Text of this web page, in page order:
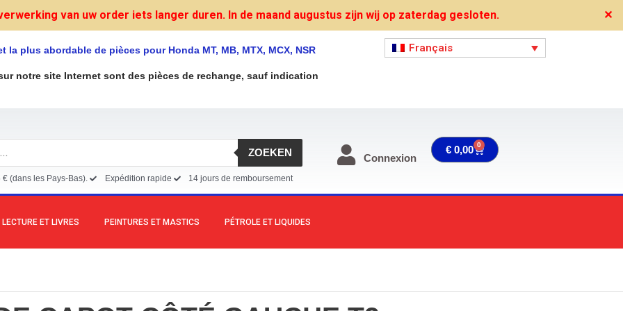
van uw order iets langer duren. In de maand augustus zijn wij op zaterdag gesloten. ✕
la plus abordable de pièces pour Honda MT, MB, MTX, MCX, NSR
notre site Internet sont des pièces de rechange, sauf indication
Français
ZOEKEN
(dans les Pays-Bas). Expédition rapide 14 jours de remboursement
Connexion
€ 0,00 0 Panier
LECTURE ET LIVRES PEINTURES ET MASTICS PÉTROLE ET LIQUIDES